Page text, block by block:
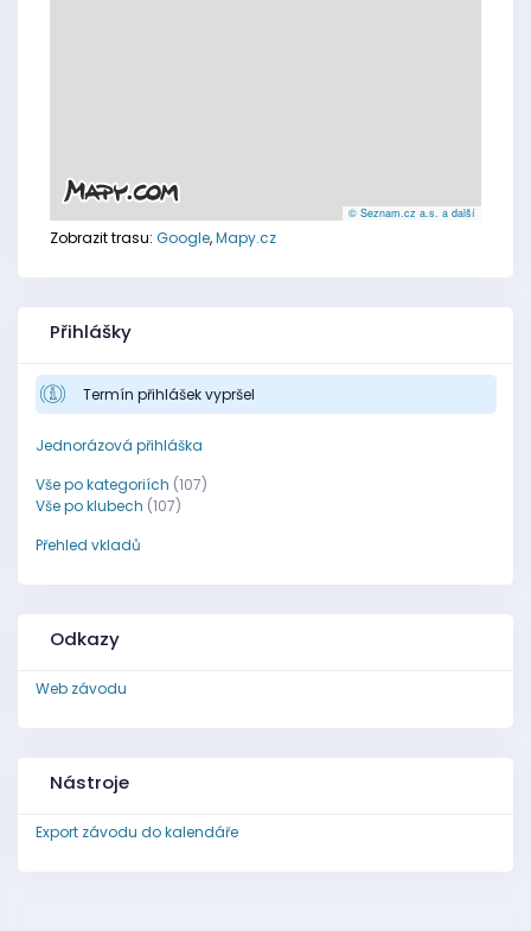
© Seznam.cz a.s. a další
Zobrazit trasu: Google,Mapy.cz
Přihlášky
Termín přihlášek vypršel
Jednorázová přihláška
Vše po kategoriích (107)
Vše po klubech (107)
Přehled vkladů
Odkazy
Web závodu
Nástroje
Export závodu do kalendáře